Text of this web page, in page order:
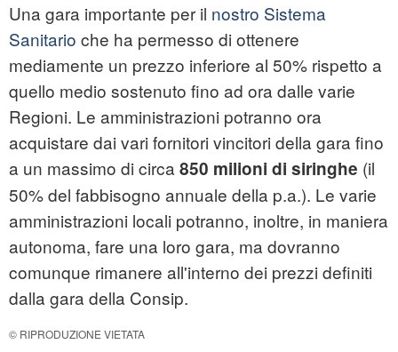
Una gara importante per il nostro Sistema
Sanitario che ha permesso di ottenere
mediamente un prezzo inferiore al 50% rispetto a
quello medio sostenuto fino ad ora dalle varie
Regioni. Le amministrazioni potranno ora
acquistare dai vari fornitori vincitori della gara fino
a un massimo di circa 850 milioni di siringhe (il
50% del fabbisogno annuale della p.a.). Le varie
amministrazioni locali potranno, inoltre, in maniera
autonoma, fare una loro gara, ma dovranno
comunque rimanere all'interno dei prezzi definiti
dalla gara della Consip.
© RIPRODUZIONE VIETATA